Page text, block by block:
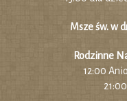
Msze św. w
Rodzinne
12:00